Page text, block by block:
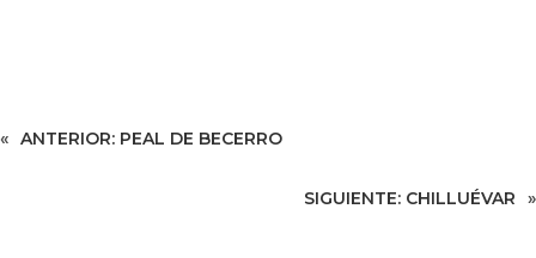
« ANTERIOR: PEAL DE BECERRO
SIGUIENTE: CHILLUÉVAR »